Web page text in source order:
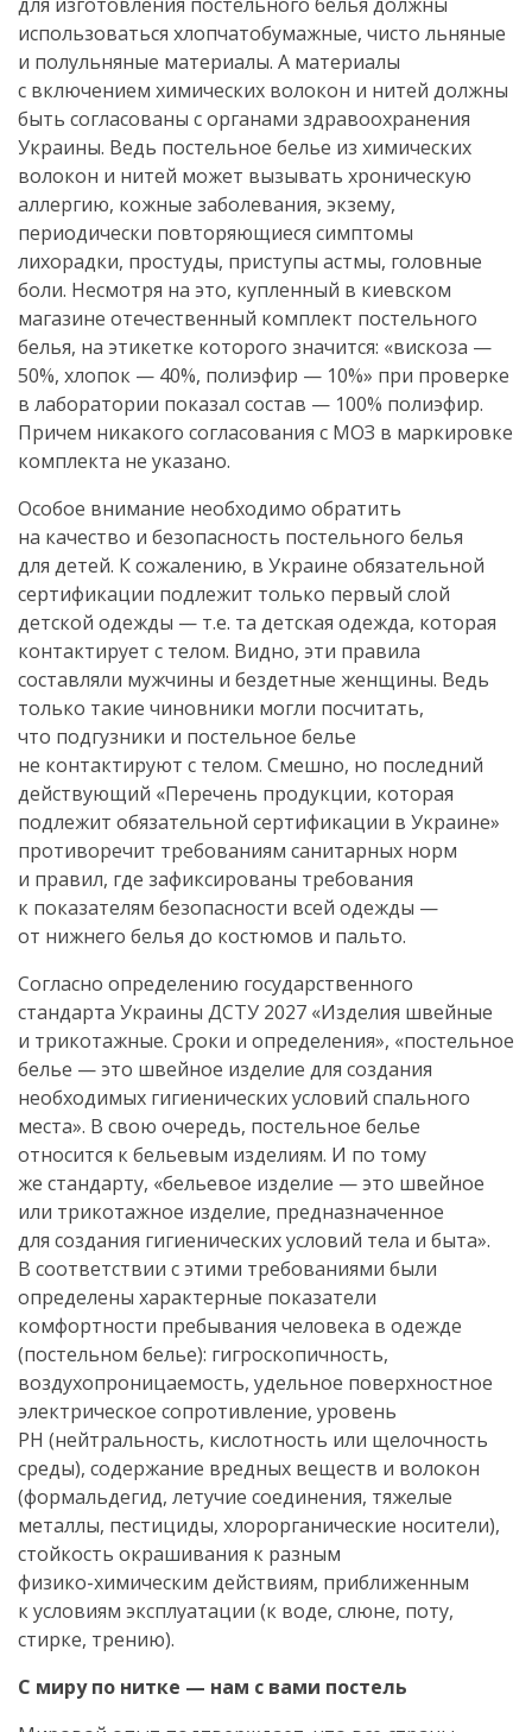
использоваться хлопчатобумажные, чисто льняные
и полульняные материалы. А материалы
с включением химических волокон и нитей должны
быть согласованы с органами здравоохранения
Украины. Ведь постельное белье из химических
волокон и нитей может вызывать хроническую
аллергию, кожные заболевания, экзему,
периодически повторяющиеся симптомы
лихорадки, простуды, приступы астмы, головные
боли. Несмотря на это, купленный в киевском
магазине отечественный комплект постельного
белья, на этикетке которого значится: «вискоза —
50%, хлопок — 40%, полиэфир — 10%» при проверке
в лаборатории показал состав — 100% полиэфир.
Причем никакого согласования с МОЗ в маркировке
комплекта не указано.
Особое внимание необходимо обратить
на качество и безопасность постельного белья
для детей. К сожалению, в Украине обязательной
сертификации подлежит только первый слой
детской одежды — т.е. та детская одежда, которая
контактирует с телом. Видно, эти правила
составляли мужчины и бездетные женщины. Ведь
только такие чиновники могли посчитать,
что подгузники и постельное белье
не контактируют с телом. Смешно, но последний
действующий «Перечень продукции, которая
подлежит обязательной сертификации в Украине»
противоречит требованиям санитарных норм
и правил, где зафиксированы требования
к показателям безопасности всей одежды —
от нижнего белья до костюмов и пальто.
Согласно определению государственного
стандарта Украины ДСТУ 2027 «Изделия швейные
и трикотажные. Сроки и определения», «постельное
белье — это швейное изделие для создания
необходимых гигиенических условий спального
места». В свою очередь, постельное белье
относится к бельевым изделиям. И по тому
же стандарту, «бельевое изделие — это швейное
или трикотажное изделие, предназначенное
для создания гигиенических условий тела и быта».
В соответствии с этими требованиями были
определены характерные показатели
комфортности пребывания человека в одежде
(постельном белье): гигроскопичность,
воздухопроницаемость, удельное поверхностное
электрическое сопротивление, уровень
РН (нейтральность, кислотность или щелочность
среды), содержание вредных веществ и волокон
(формальдегид, летучие соединения, тяжелые
металлы, пестициды, хлорорганические носители),
стойкость окрашивания к разным
физико-химическим действиям, приближенным
к условиям эксплуатации (к воде, слюне, поту,
стирке, трению).
С миру по нитке — нам с вами постель